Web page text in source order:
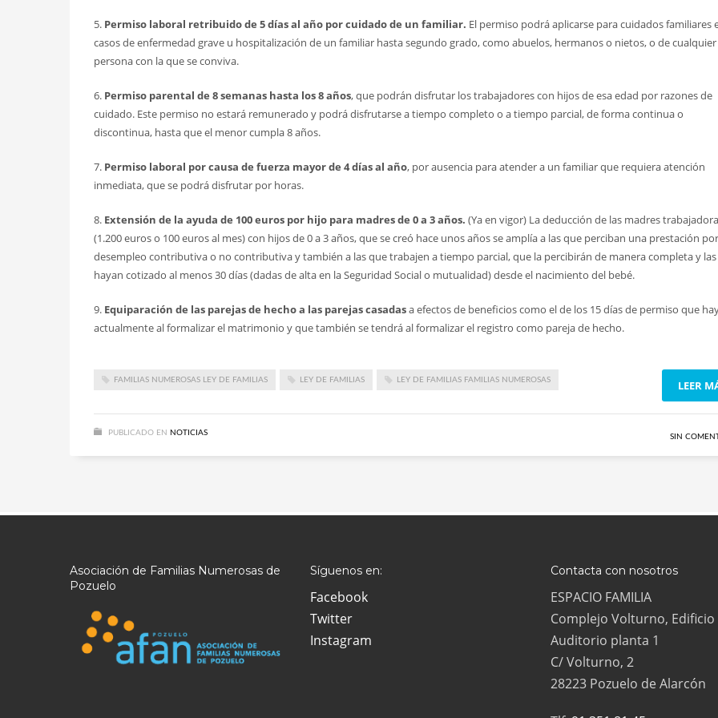
5. Permiso laboral retribuido de 5 días al año por cuidado de un familiar. El permiso podrá aplicarse para cuidados familiares
casos de enfermedad grave u hospitalización de un familiar hasta segundo grado, como abuelos, hermanos o nietos, o de cualquier
persona con la que se conviva.
6. Permiso parental de 8 semanas hasta los 8 años, que podrán disfrutar los trabajadores con hijos de esa edad por razones de
cuidado. Este permiso no estará remunerado y podrá disfrutarse a tiempo completo o a tiempo parcial, de forma continua o
discontinua, hasta que el menor cumpla 8 años.
7. Permiso laboral por causa de fuerza mayor de 4 días al año, por ausencia para atender a un familiar que requiera atención
inmediata, que se podrá disfrutar por horas.
8. Extensión de la ayuda de 100 euros por hijo para madres de 0 a 3 años. (Ya en vigor) La deducción de las madres
(1.200 euros o 100 euros al mes) con hijos de 0 a 3 años, que se creó hace unos años se amplía a las que perciban una prestación por
desempleo contributiva o no contributiva y también a las que trabajen a tiempo parcial, que la percibirán de manera completa y
hayan cotizado al menos 30 días (dadas de alta en la Seguridad Social o mutualidad) desde el nacimiento del bebé.
9. Equiparación de las parejas de hecho a las parejas casadasa efectos de beneficios como el de los 15 días de permiso que
actualmente al formalizar el matrimonio y que también se tendrá al formalizar el registro como pareja de hecho.
FAMILIAS NUMEROSAS LEY DE FAMILIAS LEY DE FAMILIAS LEY DE FAMILIAS FAMILIAS NUMEROSAS LEER
PUBLICADO EN NOTICIAS SIN
Asociación de Familias Numerosas de
Pozuelo
Síguenos en:
Facebook
Twitter
Instagram
Contacta con nosotros
ESPACIO FAMILIA
Complejo Volturno, Edificio
Auditorio planta 1
C/ Volturno, 2
28223 Pozuelo de Alarcón